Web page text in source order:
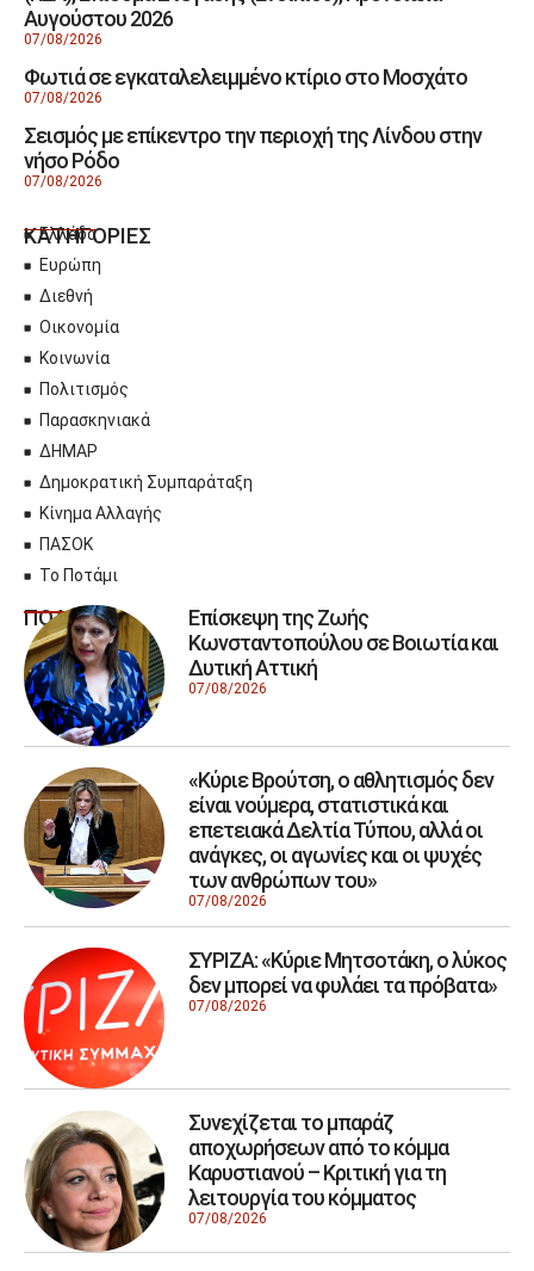
Αυγούστου 2026
07/08/2026
Φωτιά σε εγκαταλελειμμένο κτίριο στο Μοσχάτο
07/08/2026
Σεισμός με επίκεντρο την περιοχή της Λίνδου στην
νήσο Ρόδο
07/08/2026
ΚΑΤΗΓΟΡΙΕΣ
Ελλάδα
Ευρώπη
Διεθνή
Οικονομία
Κοινωνία
Πολιτισμός
Παρασκηνιακά
ΔΗΜΑΡ
Δημοκρατική Συμπαράταξη
Κίνημα Αλλαγής
ΠΑΣΟΚ
Το Ποτάμι
ΠΟΛΙΤΙΚΗ
Επίσκεψη της Ζωής
Κωνσταντοπούλου σε Βοιωτία και
Δυτική Αττική
07/08/2026
«Κύριε Βρούτση, ο αθλητισμός δεν
είναι νούμερα, στατιστικά και
επετειακά Δελτία Τύπου, αλλά οι
ανάγκες, οι αγωνίες και οι ψυχές
των ανθρώπων του»
07/08/2026
ΣΥΡΙΖΑ: «Κύριε Μητσοτάκη, ο λύκος
δεν μπορεί να φυλάει τα πρόβατα»
07/08/2026
Συνεχίζεται το μπαράζ
αποχωρήσεων από το κόμμα
Καρυστιανού – Κριτική για τη
λειτουργία του κόμματος
07/08/2026